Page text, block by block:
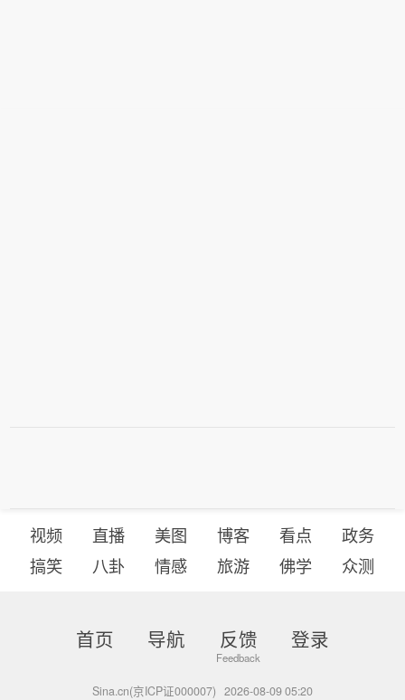
视频 直播 美图 博客 看点
政务
搞笑
八卦 情感 旅游 佛学 众测
首页 导航 反馈 登录
Sina.cn(京ICP证000007) 2026-08-09 05:20